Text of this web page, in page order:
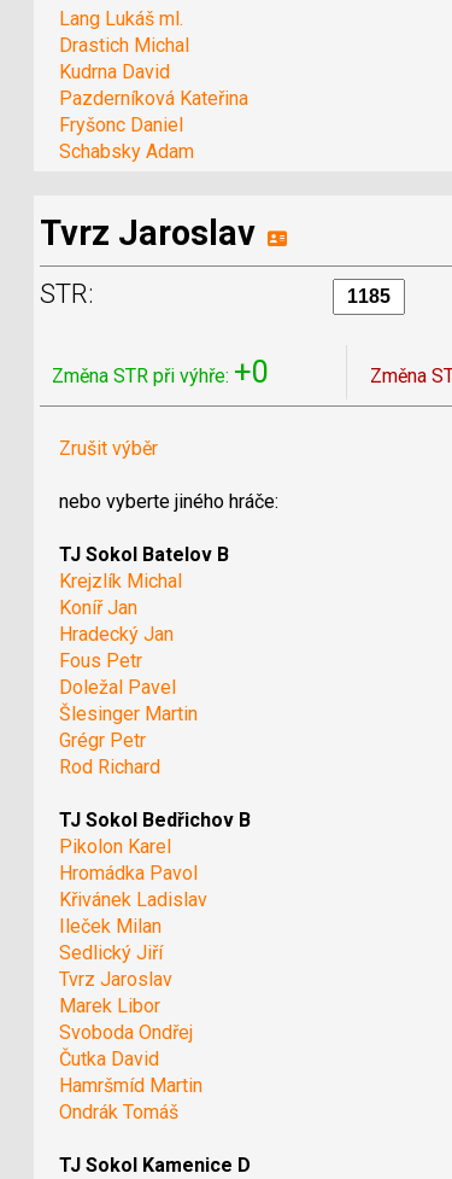
Lang Lukáš ml.
Drastich Michal
Kudrna David
Pazderníková Kateřina
Fryšonc Daniel
Schabsky Adam
Tvrz Jaroslav
STR:
Změna STR při výhře: +0 Změna
Zrušit výběr
nebo vyberte jiného hráče:
TJ Sokol Batelov B
Krejzlík Michal
Koníř Jan
Hradecký Jan
Fous Petr
Doležal Pavel
Šlesinger Martin
Grégr Petr
Rod Richard
TJ Sokol Bedřichov B
Pikolon Karel
Hromádka Pavol
Křivánek Ladislav
Ileček Milan
Sedlický Jiří
Tvrz Jaroslav
Marek Libor
Svoboda Ondřej
Čutka David
Hamršmíd Martin
Ondrák Tomáš
TJ Sokol Kamenice D